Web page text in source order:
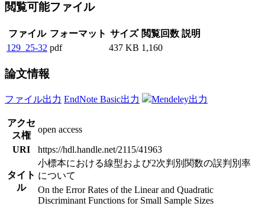
閲覧可能ファイル
ファイル フォーマット サイズ 閲覧回数 説明
129_25-32 pdf 437 KB 1,160
論文情報
ファイル出力 EndNote Basic出力 Mendeley出力
アクセ
ス権
open access
URI
https://hdl.handle.net/2115/41963
タイト
ル
小標本における線型および2次判別関数の誤判別率
について
On the Error Rates of the Linear and Quadratic
Discriminant Functions for Small Sample Sizes